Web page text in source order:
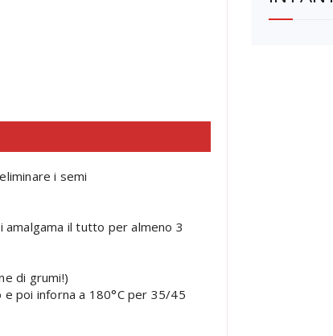
i semi
il tutto per almeno 3
di grumi!)
poi inforna a 180°C per 35/45